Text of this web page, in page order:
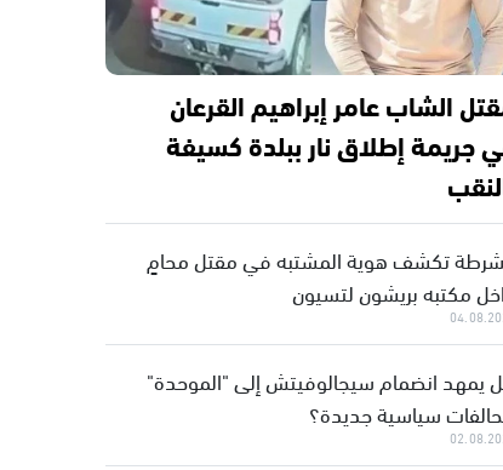
الشاب عامر إبراهيم القرعان
جريمة إطلاق نار ببلدة كسيفة
تكشف هوية المشتبه في مقتل محامٍ
مكتبه بريشون لتسيون
يمهد انضمام سيجالوفيتش إلى "الموحدة"
سياسية جديدة؟